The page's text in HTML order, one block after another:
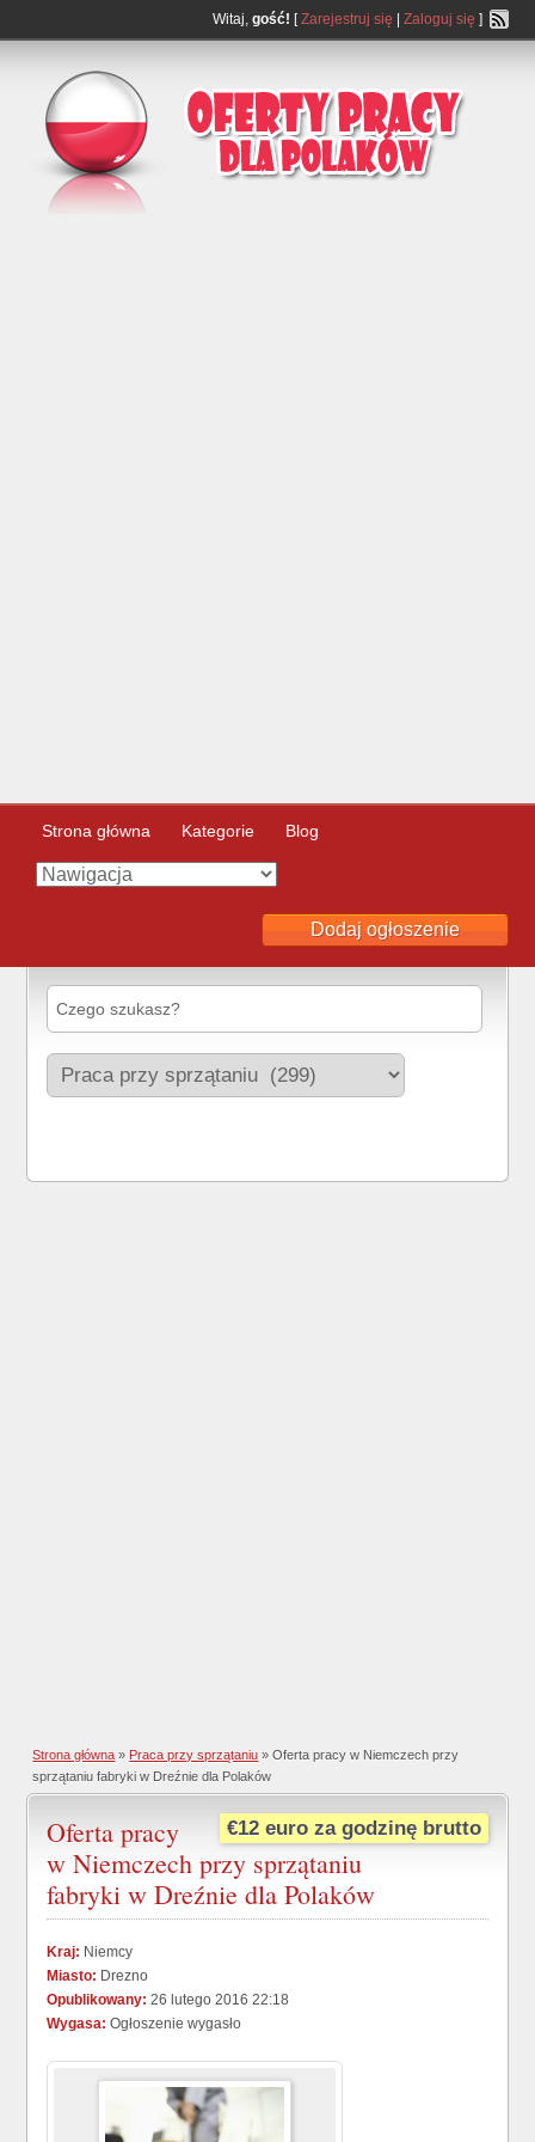
Witaj, gość! [Zarejestruj się Zaloguj się ]
Strona główna Kategorie Blog
Dodaj ogłoszenie
Strona główna » Praca przy sprzątaniu » Oferta pracy w Niemczech przy
sprzątaniu fabryki w Dreźnie dla Polaków
€12 euro za godzinę brutto
Oferta pracy
w Niemczech przy sprzątaniu
fabryki w Dreźnie dla Polaków
Kraj: Niemcy
Miasto: Drezno
Opublikowany: 26 lutego 2016 22:18
Wygasa: Ogłoszenie wygasło